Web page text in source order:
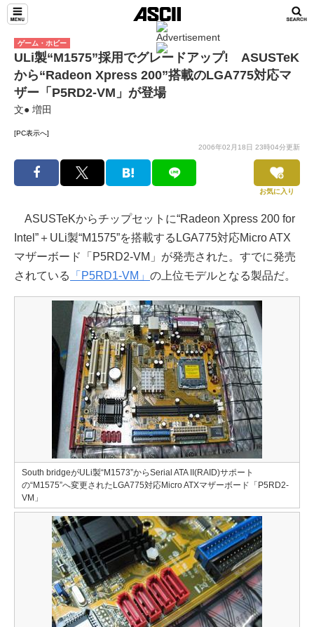
ゲーム・ホビー
ULi製“M1575”採用でグレードアップ! ASUSTeK
から“Radeon Xpress 200”搭載のLGA775対応マ
ザー「P5RD2-VM」が登場
文● 増田
[PC表示へ]
2006年02月18日 23時04分更新
お気に入り
ASUSTeKからチップセットに“Radeon Xpress 200 for
Intel”＋ULi製“M1575”を搭載するLGA775対応Micro ATX
マザーボード「P5RD2-VM」が発売された。すでに発売
されている
「P5RD1-VM」 の上位モデルとなる製品だ。
South bridgeがULi製“M1573”からSerial ATA II(RAID)サポート
の“M1575”へ変更されたLGA775対応Micro ATXマザーボード「P5RD2-
VM」